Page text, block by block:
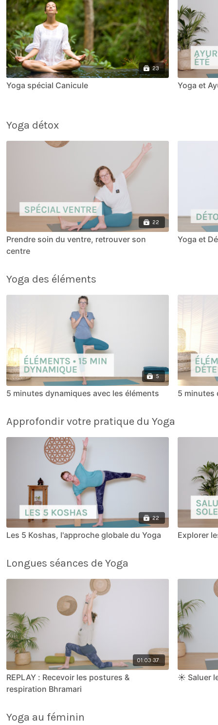
23
Yoga spécial Canicule Yoga et
Yoga détox
22
Prendre soin du ventre, retrouver son
centre
Yoga et
Yoga des éléments
5
5 minutes dynamiques avec les éléments 5 minutes
Approfondir votre pratique du Yoga
22
Les 5 Koshas, l'approche globale du Yoga Explorer
Longues séances de Yoga
01:03:37
REPLAY : Recevoir les postures &
respiration Bhramari
☀️ Saluer
Yoga au féminin